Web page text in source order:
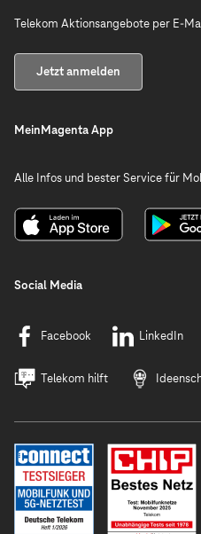
Telekom Aktionsangebote per E-
Jetzt anmelden
MeinMagenta App
Alle Infos und bester Service für
Social Media
Facebook LinkedIn
Telekom hilft